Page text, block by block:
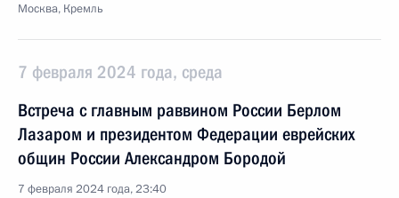
Москва, Кремль
7 февраля 2024 года, среда
Встреча с главным раввином России Берлом
Лазаром и президентом Федерации еврейских
общин России Александром Бородой
7 февраля 2024 года, 23:40